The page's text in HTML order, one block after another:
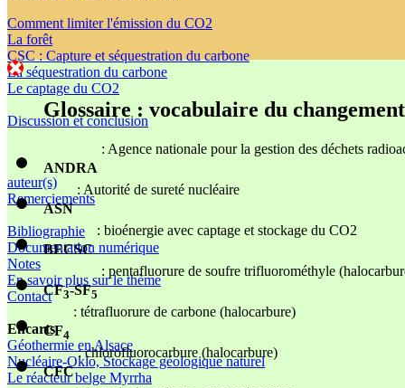
Comment limiter l'émission du CO2
La forêt
CSC : Capture et séquestration du carbone
La séquestration du carbone
Le captage du CO2
Discussion et conclusion
auteur(s)
Remerciements
Bibliographie
Documentation numérique
Notes
En savoir plus sur le thème
Contact
Encarts
Géothermie en Alsace
Nucléaire-Oklo, Stockage géologique naturel
Le réacteur belge Myrrha
Glossaire : vocabulaire du
ANDRA : Agence nationale pour la gestion des déchets
ASN: Autorité de sureté nucléaire
BECSC: bioénergie avec captage et stockage du CO2
CF3-SF5: pentafluorure de soufre trifluorométhyle
CF4 : tétrafluorure de carbone (halocarbure)
CFC: chlorofluorocarbure (halocarbure)